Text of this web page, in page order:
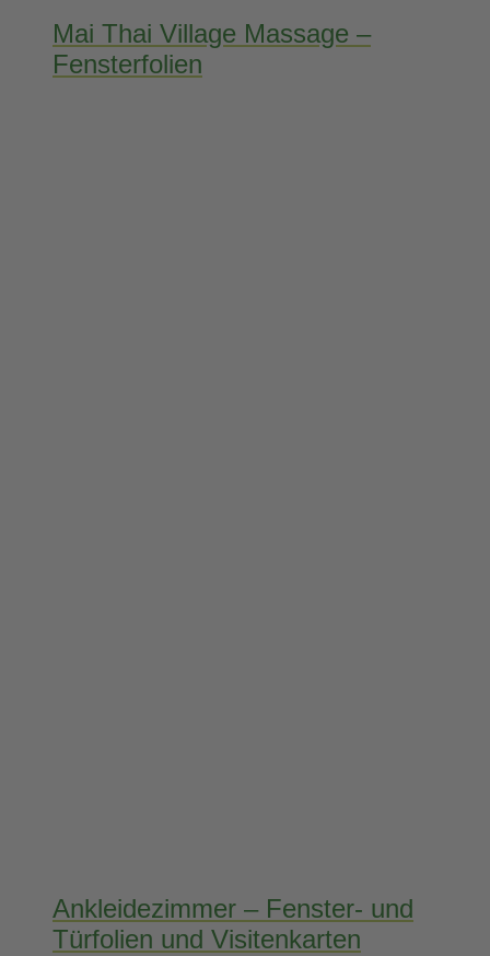
Mai Thai Village Massage –
Fensterfolien
Ankleidezimmer – Fenster- und
Türfolien und Visitenkarten